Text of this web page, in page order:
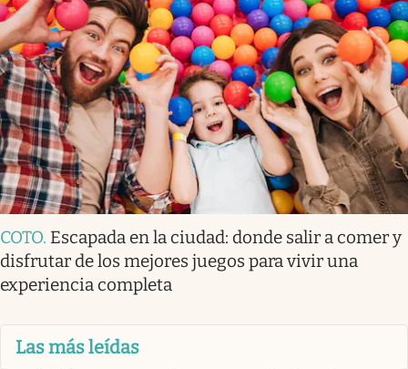
COTO. Escapada en la ciudad: donde salir a comer y
disfrutar de los mejores juegos para vivir una
experiencia completa
Las más leídas